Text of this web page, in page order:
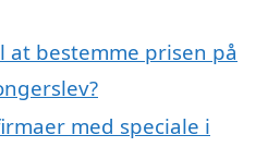
at bestemme prisen på
med speciale i